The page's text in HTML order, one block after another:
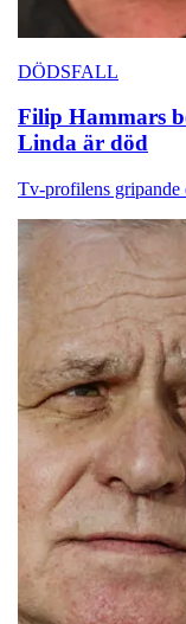
DÖDSFALL
Filip Hammars
Linda är död
Tv-profilens gripande